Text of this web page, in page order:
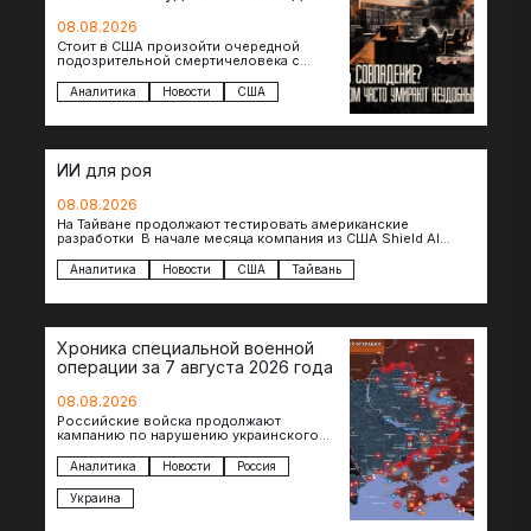
08.08.2026
Стоит в США произойти очередной
подозрительной смертичеловека с
как официальные версии снова
оказываются удивительно похожими:
Аналитика Новости США
ИИ для роя
08.08.2026
На Тайване продолжают тестировать американские
разработки В начале месяца компания из США Shield AI
Аналитика Новости США Тайвань
Хроника специальной военной
операции за 7 августа 2026 года
08.08.2026
Российские войска продолжают
кампанию по нарушению украинского
сегодня атакованы еще по меньшей мере
два…
Аналитика Новости Россия
Украина